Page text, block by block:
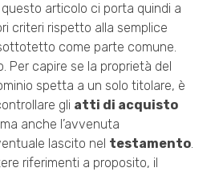
questo articolo ci porta quindi a
criteri rispetto alla semplice
come parte comune.
Per capire se la proprietà del
spetta a un solo titolare, è
gli atti di acquisto
anche l’avvenuta
lascito nel testamento.
riferimenti a proposito, il